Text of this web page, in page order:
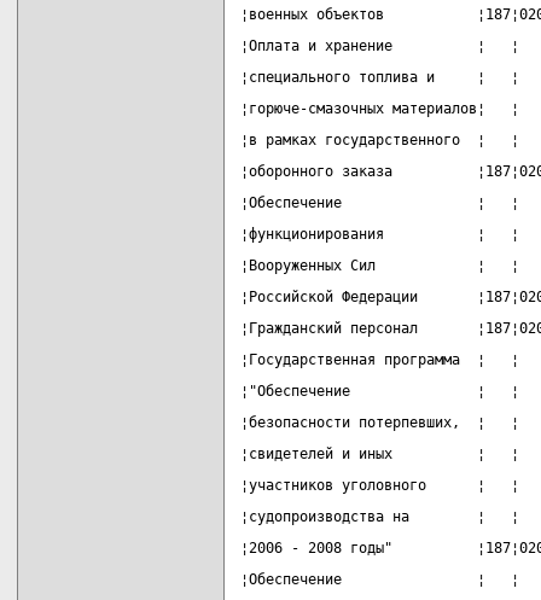
¦военных объектов
¦Оплата и хранение
¦специального топлива и
¦горюче-смазочных
¦в рамках
¦оборонного заказа
¦Обеспечение                ¦
¦функционирования
¦Вооруженных Сил            ¦
¦Российской Федерации
¦Гражданский персонал
¦Государственная
¦"Обеспечение               ¦
¦безопасности
¦свидетелей и иных
¦участников уголовного
¦судопроизводства на
¦2006 - 2008 годы"
¦Обеспечение                ¦